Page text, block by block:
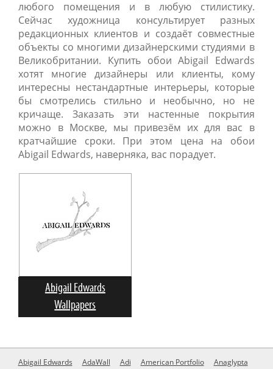
любого помещения и в любую стилистику.
Сейчас художница консультирует разных
редакционных клиентов и создаёт совместные
объекты со многими дизайнерскими студиями в
Великобритании. Купить обои Abigail Edwards
хотят многие дизайнеры или клиенты, кому
интересны нестандартные интерьеры, которые
бы смотрелись стильно и необычно, но не
кричаще. Заказать эти настенные покрытия
можно в Москве, мы привезём их для вас в
кратчайшие сроки. При этом цена на обои
Abigail Edwards, наверняка, вас порадует.
Abigail Edwards
Wallpapers
Abigail Edwards AdaWall Adi American Portfolio
Anaglypta